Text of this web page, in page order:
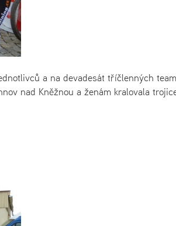
a na devadesát tříčlenných
nad Kněžnou a ženám kralovala